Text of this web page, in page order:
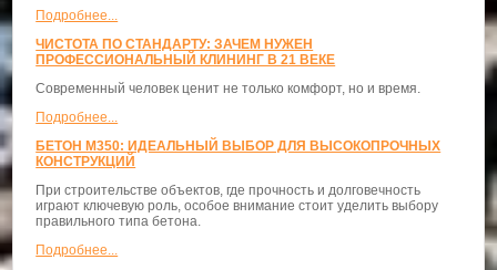
Подробнее...
ЧИСТОТА ПО СТАНДАРТУ: ЗАЧЕМ НУЖЕН
ПРОФЕССИОНАЛЬНЫЙ КЛИНИНГ В 21 ВЕКЕ
Современный человек ценит не только комфорт, но и время.
Подробнее...
БЕТОН М350: ИДЕАЛЬНЫЙ ВЫБОР ДЛЯ ВЫСОКОПРОЧНЫХ
КОНСТРУКЦИЙ
При строительстве объектов, где прочность и долговечность
играют ключевую роль, особое внимание стоит уделить выбору
правильного типа бетона.
Подробнее...